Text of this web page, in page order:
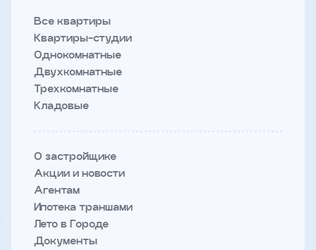
Все квартиры
Квартиры-студии
Однокомнатные
Двухкомнатные
Трехкомнатные
Кладовые
О застройщике
Акции и новости
Агентам
Ипотека траншами
Лето в Городе
Документы
Телефон